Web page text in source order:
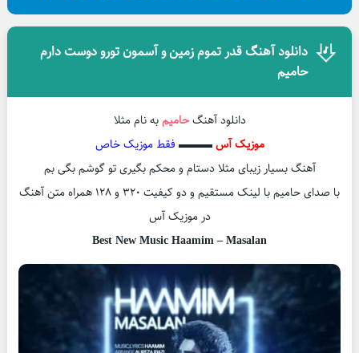
دانلود آهنگ قدر تموم زمین و آسمون تورو دوست دارم
حامیم
دانلود آهنگحامیمبه نام مثلا
موزیک آس▬▬▬ فقط موزیک خاص
آهنگ بسیار زیبای مثلا دستام و محکم بگیری‌ تو گوشم بگی بم
با صدای حامیم با لینک مستقیم و دو کیفیت ۳۲۰ و ۱۲۸ همراه متن آهنگ
در موزیک آس
Best New Music Haamim – Masalan